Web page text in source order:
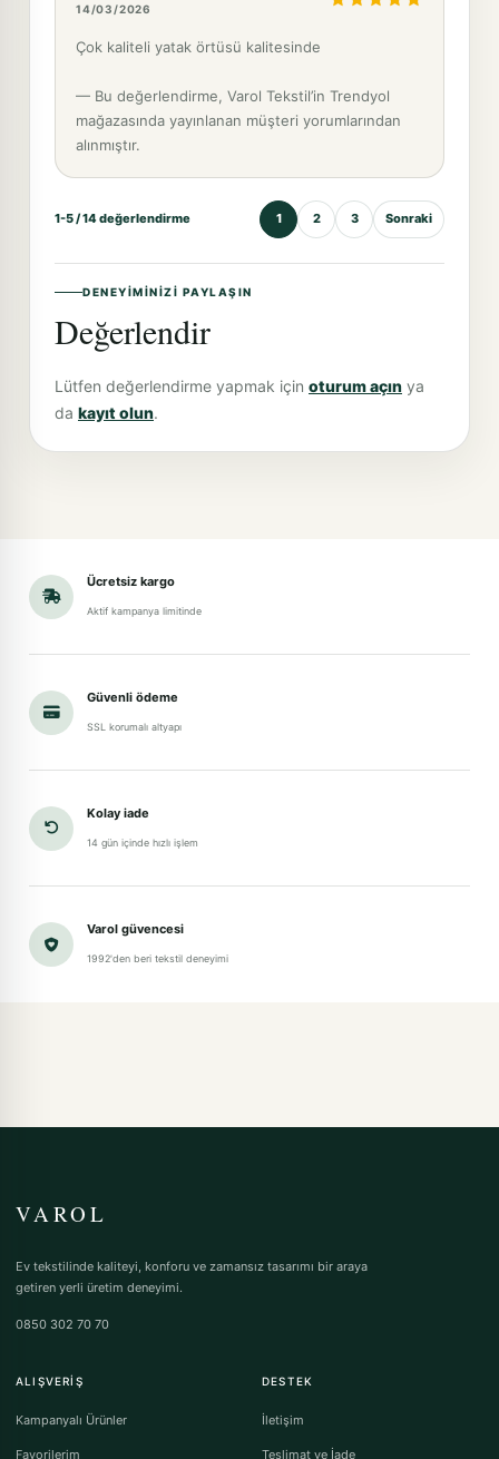
14/03/2026
Çok kaliteli yatak örtüsü kalitesinde
— Bu değerlendirme, Varol Tekstil’in Trendyol
mağazasında yayınlanan müşteri yorumlarından
alınmıştır.
1-5 / 14 değerlendirme 1 2 3 Sonraki
DENEYIMINIZI PAYLAŞIN
Değerlendir
Lütfen değerlendirme yapmak için oturum açın ya
da kayıt olun.
Ücretsiz kargo
Aktif kampanya limitinde
Güvenli ödeme
SSL korumalı altyapı
Kolay iade
14 gün içinde hızlı işlem
Varol güvencesi
1992'den beri tekstil deneyimi
VAROL
Ev tekstilinde kaliteyi, konforu ve zamansız tasarımı bir araya
getiren yerli üretim deneyimi.
0850 302 70 70
ALIŞVERIŞ
Kampanyalı Ürünler
Favorilerim
DESTEK
İletişim
Teslimat ve İade